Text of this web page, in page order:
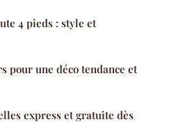
4 pieds : style et
pour une déco tendance et
express et gratuite dès